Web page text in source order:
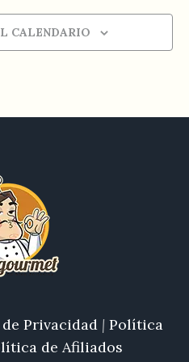
CALENDARIO
Privacidad | Política
de Afiliados